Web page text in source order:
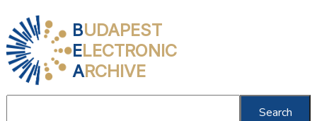
BUDAPEST
ELECTRONIC
ARCHIVE
Search